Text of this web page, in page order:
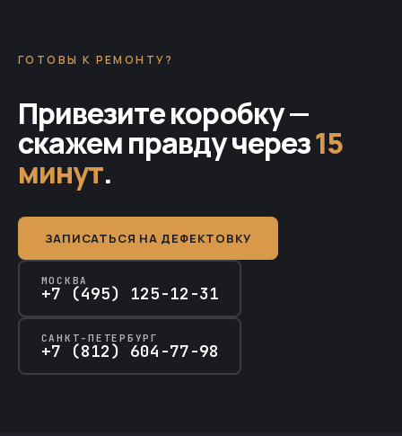
ГОТОВЫ К РЕМОНТУ?
Привезите коробку —
скажем правду через15
минут.
ЗАПИСАТЬСЯ НА ДЕФЕКТОВКУ
МОСКВА
+7 (495) 125-12-31
САНКТ-ПЕТЕРБУРГ
+7 (812) 604-77-98